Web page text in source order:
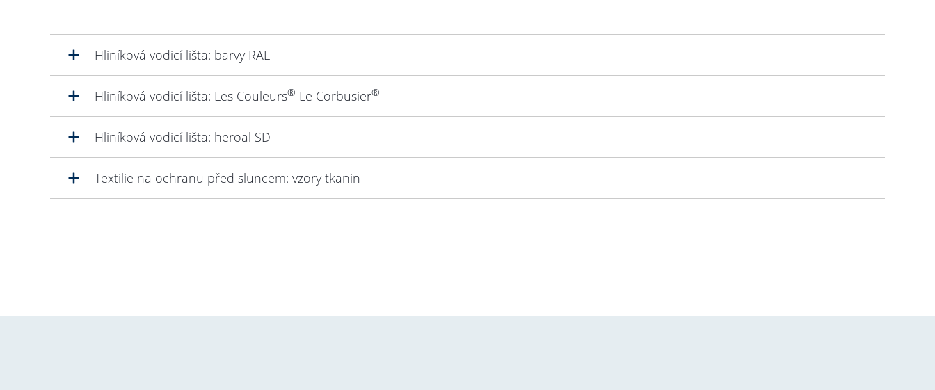
Hliníková vodicí lišta: barvy RAL
Hliníková vodicí lišta: Les Couleurs® Le Corbusier®
Hliníková vodicí lišta: heroal SD
Textilie na ochranu před sluncem: vzory tkanin